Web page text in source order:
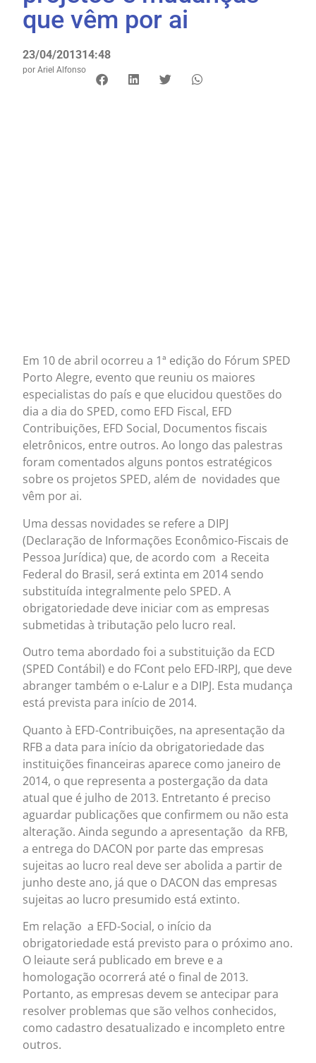
que vêm por ai
23/04/201314:48
por Ariel Alfonso
Em 10 de abril ocorreu a 1ª edição do Fórum SPED
Porto Alegre, evento que reuniu os maiores
especialistas do país e que elucidou questões do
dia a dia do SPED, como EFD Fiscal, EFD
Contribuições, EFD Social, Documentos fiscais
eletrônicos, entre outros. Ao longo das palestras
foram comentados alguns pontos estratégicos
sobre os projetos SPED, além de novidades que
vêm por ai.
Uma dessas novidades se refere a DIPJ
(Declaração de Informações Econômico-Fiscais de
Pessoa Jurídica) que, de acordo com a Receita
Federal do Brasil, será extinta em 2014 sendo
substituída integralmente pelo SPED. A
obrigatoriedade deve iniciar com as empresas
submetidas à tributação pelo lucro real.
Outro tema abordado foi a substituição da ECD
(SPED Contábil) e do FCont pelo EFD-IRPJ, que deve
abranger também o e-Lalur e a DIPJ. Esta mudança
está prevista para início de 2014.
Quanto à EFD-Contribuições, na apresentação da
RFB a data para início da obrigatoriedade das
instituições financeiras aparece como janeiro de
2014, o que representa a postergação da data
atual que é julho de 2013. Entretanto é preciso
aguardar publicações que confirmem ou não esta
alteração. Ainda segundo a apresentação da RFB,
a entrega do DACON por parte das empresas
sujeitas ao lucro real deve ser abolida a partir de
junho deste ano, já que o DACON das empresas
sujeitas ao lucro presumido está extinto.
Em relação a EFD-Social, o início da
obrigatoriedade está previsto para o próximo ano.
O leiaute será publicado em breve e a
homologação ocorrerá até o final de 2013.
Portanto, as empresas devem se antecipar para
resolver problemas que são velhos conhecidos,
como cadastro desatualizado e incompleto entre
outros.